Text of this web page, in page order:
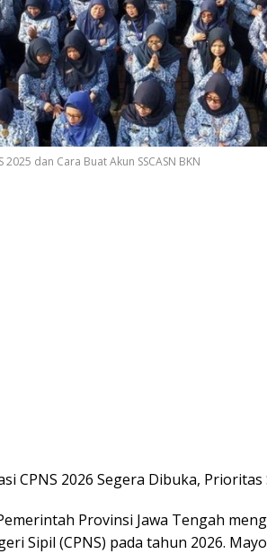
2025 dan Cara Buat Akun SSCASN BKN
CPNS 2026 Segera Dibuka,
Pemerintah Provinsi Jawa Tengah
Sipil (CPNS) pada tahun 2026.